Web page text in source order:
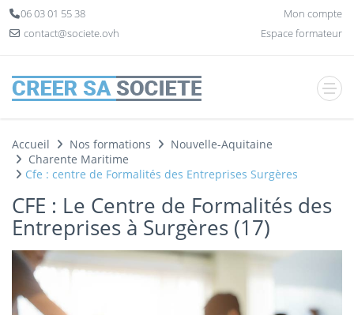
06 03 01 55 38
contact@societe.ovh
Mon compte
Espace formateur
Accueil Nos formations
Nouvelle-Aquitaine
Charente Maritime
Cfe : centre de Formalités des Entreprises Surgères
CFE : Le Centre de Formalités des
Entreprises à Surgères (17)
Panneau de gestion des cookies